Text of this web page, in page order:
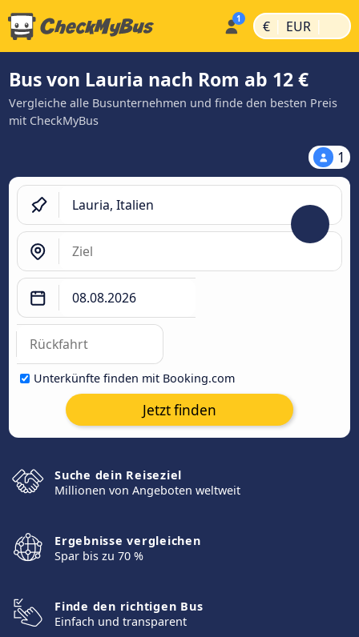
€ | EUR |
Bus von Lauria nach Rom ab 12 €
Vergleiche alle Busunternehmen und finde den besten Preis
mit CheckMyBus
1
Unterkünfte finden mit Booking.com
Jetzt finden
Suche dein Reiseziel
Millionen von Angeboten weltweit
Ergebnisse vergleichen
Spar bis zu 70 %
Finde den richtigen Bus
Einfach und transparent